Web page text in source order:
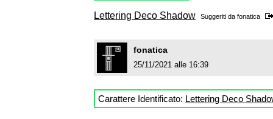
Lettering Deco Shadow Suggeriti da fonatica
fonatica
25/11/2021 alle 16:39
Carattere Identificato: Lettering Deco